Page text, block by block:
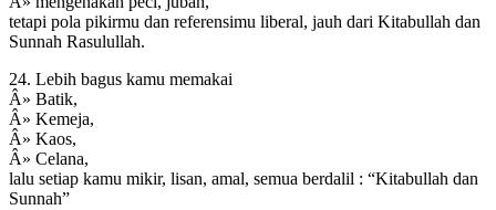
tetapi pola pikirmu dan referensimu liberal, jauh dari Kitabullah dan
Sunnah Rasulullah.
24. Lebih bagus kamu memakai
Â» Batik,
Â» Kemeja,
Â» Kaos,
Â» Celana,
lalu setiap kamu mikir, lisan, amal, semua berdalil : “Kitabullah dan
Sunnah”